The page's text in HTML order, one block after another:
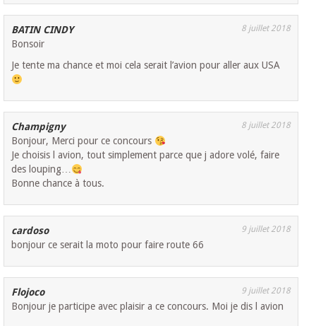
BATIN CINDY 8 juillet 2018
Bonsoir
Je tente ma chance et moi cela serait l’avion pour aller aux USA
Champigny 8 juillet 2018
Bonjour, Merci pour ce concours
Je choisis l avion, tout simplement parce que j adore volé, faire
des louping…
Bonne chance à tous.
cardoso 9 juillet 2018
bonjour ce serait la moto pour faire route 66
Flojoco 9 juillet 2018
Bonjour je participe avec plaisir a ce concours. Moi je dis l avion